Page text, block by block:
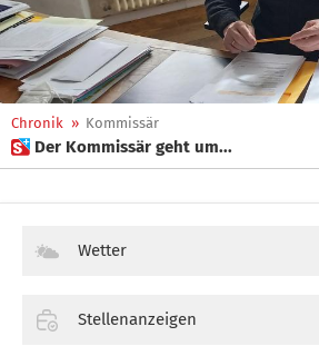
Chronik » Kommissär
 Der Kommissär geht um...
Wetter
Stellenanzeigen